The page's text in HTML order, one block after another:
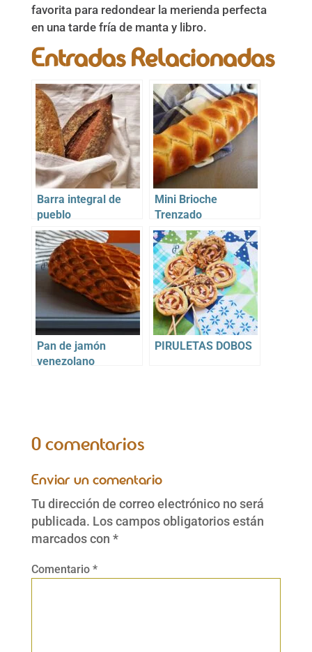
favorita para redondear la merienda perfecta
en una tarde fría de manta y libro.
Entradas Relacionadas
Barra integral de
pueblo
Mini Brioche
Trenzado
Pan de jamón
venezolano
PIRULETAS DOBOS
0 comentarios
Enviar un comentario
Tu dirección de correo electrónico no será
publicada. Los campos obligatorios están
marcados con *
Comentario *